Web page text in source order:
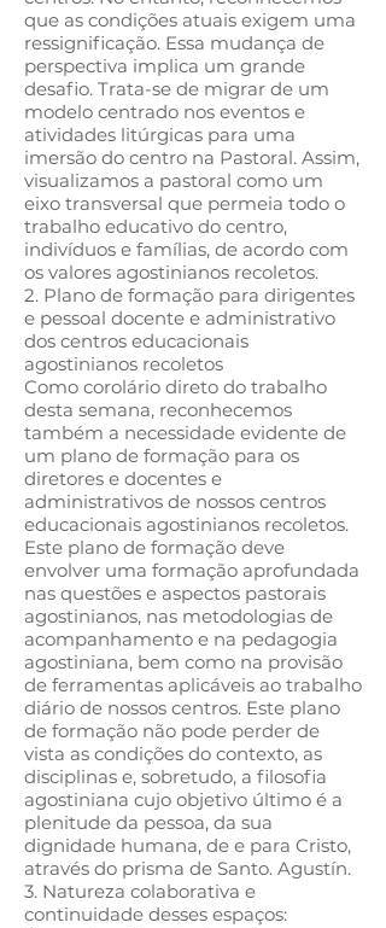
que as condições atuais exigem uma
ressignificação. Essa mudança de
perspectiva implica um grande
desafio. Trata-se de migrar de um
modelo centrado nos eventos e
atividades litúrgicas para uma
imersão do centro na Pastoral. Assim,
visualizamos a pastoral como um
eixo transversal que permeia todo o
trabalho educativo do centro,
indivíduos e famílias, de acordo com
os valores agostinianos recoletos.
2. Plano de formação para dirigentes
e pessoal docente e administrativo
dos centros educacionais
agostinianos recoletos
Como corolário direto do trabalho
desta semana, reconhecemos
também a necessidade evidente de
um plano de formação para os
diretores e docentes e
administrativos de nossos centros
educacionais agostinianos recoletos.
Este plano de formação deve
envolver uma formação aprofundada
nas questões e aspectos pastorais
agostinianos, nas metodologias de
acompanhamento e na pedagogia
agostiniana, bem como na provisão
de ferramentas aplicáveis ​​ao trabalho
diário de nossos centros. Este plano
de formação não pode perder de
vista as condições do contexto, as
disciplinas e, sobretudo, a filosofia
agostiniana cujo objetivo último é a
plenitude da pessoa, da sua
dignidade humana, de e para Cristo,
através do prisma de Santo. Agustín.
3. Natureza colaborativa e
continuidade desses espaços: